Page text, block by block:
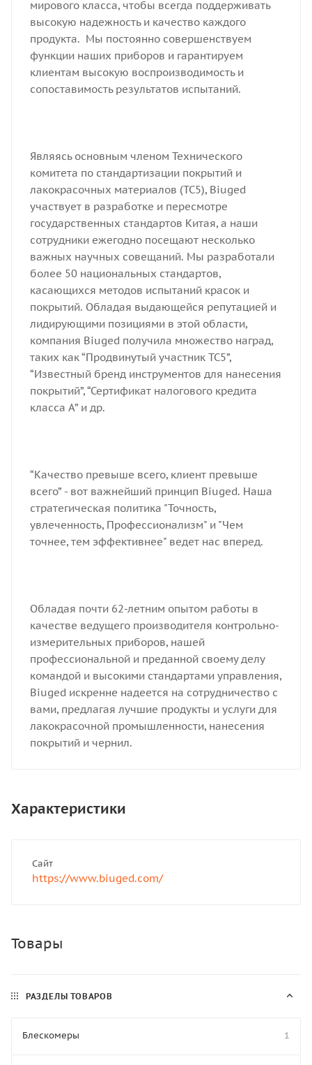
мирового класса, чтобы всегда поддерживать
высокую надежность и качество каждого
продукта. Мы постоянно совершенствуем
функции наших приборов и гарантируем
клиентам высокую воспроизводимость и
сопоставимость результатов испытаний.
Являясь основным членом Технического
комитета по стандартизации покрытий и
лакокрасочных материалов (TC5), Biuged
участвует в разработке и пересмотре
государственных стандартов Китая, а наши
сотрудники ежегодно посещают несколько
важных научных совещаний. Мы разработали
более 50 национальных стандартов,
касающихся методов испытаний красок и
покрытий. Обладая выдающейся репутацией и
лидирующими позициями в этой области,
компания Biuged получила множество наград,
таких как “Продвинутый участник TC5”,
“Известный бренд инструментов для нанесения
покрытий”, “Сертификат налогового кредита
класса А” и др.
“Качество превыше всего, клиент превыше
всего” - вот важнейший принцип Biuged. Наша
стратегическая политика "Точность,
увлеченность, Профессионализм" и "Чем
точнее, тем эффективнее" ведет нас вперед.
Обладая почти 62-летним опытом работы в
качестве ведущего производителя контрольно-
измерительных приборов, нашей
профессиональной и преданной своему делу
командой и высокими стандартами управления,
Biuged искренне надеется на сотрудничество с
вами, предлагая лучшие продукты и услуги для
лакокрасочной промышленности, нанесения
покрытий и чернил.
Характеристики
Сайт
https://www.biuged.com/
Товары
РАЗДЕЛЫ ТОВАРОВ
Блескомеры 1